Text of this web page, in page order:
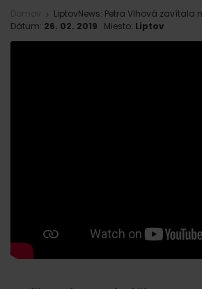
LiptovNews: Petra Vlhová zavítala
Dátum: 26. 02. 2019 Miesto: Liptov